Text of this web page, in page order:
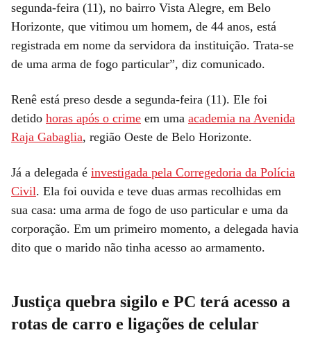
segunda-feira (11), no bairro Vista Alegre, em Belo
Horizonte, que vitimou um homem, de 44 anos, está
registrada em nome da servidora da instituição. Trata-se
de uma arma de fogo particular”, diz comunicado.
Renê está preso desde a segunda-feira (11). Ele foi
detido horas após o crime em uma academia na Avenida
Raja Gabaglia, região Oeste de Belo Horizonte.
Já a delegada é investigada pela Corregedoria da Polícia
Civil. Ela foi ouvida e teve duas armas recolhidas em
sua casa: uma arma de fogo de uso particular e uma da
corporação. Em um primeiro momento, a delegada havia
dito que o marido não tinha acesso ao armamento.
Justiça quebra sigilo e PC terá acesso a
rotas de carro e ligações de celular